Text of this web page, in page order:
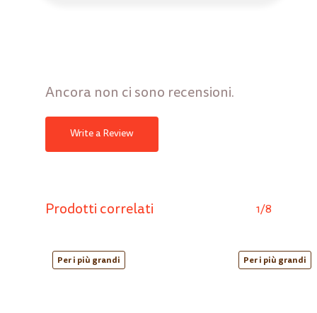
Ancora non ci sono recensioni.
Write a Review
Prodotti correlati 1/8
Per i più grandi Per i più grandi